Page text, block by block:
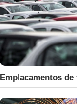
Emplacamentos